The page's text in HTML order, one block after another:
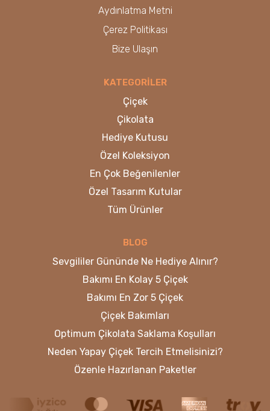
Aydınlatma Metni
Çerez Politikası
Bize Ulaşın
KATEGORİLER
Çiçek
Çikolata
Hediye Kutusu
Özel Koleksiyon
En Çok Beğenilenler
Özel Tasarım Kutular
Tüm Ürünler
BLOG
Sevgililer Gününde Ne Hediye Alınır?
Bakımı En Kolay 5 Çiçek
Bakımı En Zor 5 Çiçek
Çiçek Bakımları
Optimum Çikolata Saklama Koşulları
Neden Yapay Çiçek Tercih Etmelisinizi?
Özenle Hazırlanan Paketler